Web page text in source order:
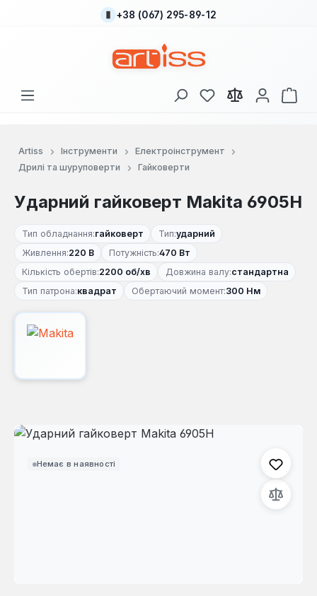
Перейти до основного вмісту
+38 (067) 295-89-12
У вас є 0 у списку
Artiss Інструменти
Електроінструмент
Дрилі та шуруповерти
Гайковерти
Ударний гайковерт Makita 6905H
Тип обладнання:гайковерт Тип:ударний
Живлення:220 В Потужність:470 Вт
Кількість обертів:2200 об/хв Довжина валу:стандартна
Тип патрона:квадрат Обертаючий момент:300 Нм
Немає в наявності
Пропустити галерею зображень